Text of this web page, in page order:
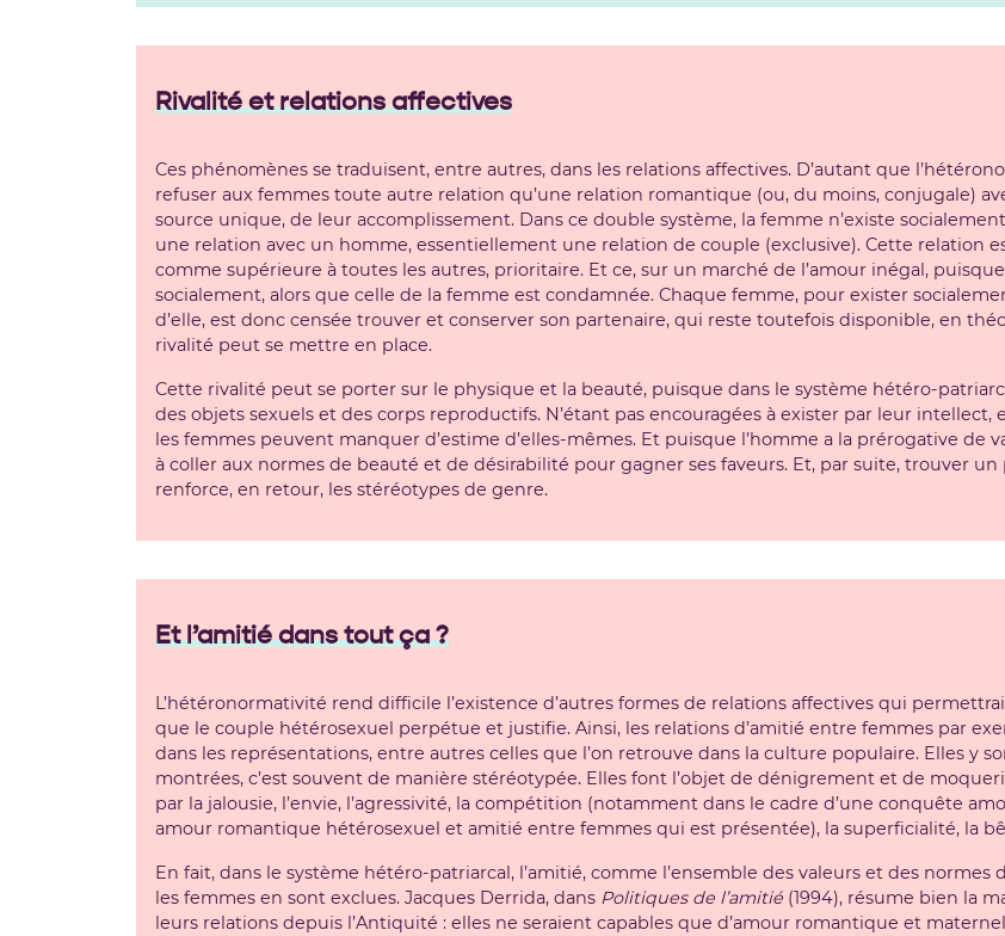
Rivalité et relations affectives
Ces phénomènes se traduisent, entre autres, dans les relations affectives. D’autant que
refuser aux femmes toute autre relation qu’une relation romantique (ou, du moins, conjugale)
source unique, de leur accomplissement. Dans ce double système, la femme n’existe
une relation avec un homme, essentiellement une relation de couple (exclusive). Cette relation
comme supérieure à toutes les autres, prioritaire. Et ce, sur un marché de l’amour inégal,
socialement, alors que celle de la femme est condamnée. Chaque femme, pour exister
d’elle, est donc censée trouver et conserver son partenaire, qui reste toutefois disponible, en
rivalité peut se mettre en place.
Cette rivalité peut se porter sur le physique et la beauté, puisque dans le système hétéro-
des objets sexuels et des corps reproductifs. N’étant pas encouragées à exister par leur
les femmes peuvent manquer d’estime d’elles-mêmes. Et puisque l’homme a la prérogative de
à coller aux normes de beauté et de désirabilité pour gagner ses faveurs. Et, par suite, trouver
renforce, en retour, les stéréotypes de genre.
Et l’amitié dans tout ça ?
L’hétéronormativité rend difficile l’existence d’autres formes de relations affectives qui
que le couple hétérosexuel perpétue et justifie. Ainsi, les relations d’amitié entre femmes par
dans les représentations, entre autres celles que l’on retrouve dans la culture populaire. Elles y
montrées, c’est souvent de manière stéréotypée. Elles font l’objet de dénigrement et de
par la jalousie, l’envie, l’agressivité, la compétition (notamment dans le cadre d’une conquête
amour romantique hétérosexuel et amitié entre femmes qui est présentée), la superficialité, la
En fait, dans le système hétéro-patriarcal, l’amitié, comme l’ensemble des valeurs et des
les femmes en sont exclues. Jacques Derrida, dans Politiques de l’amitié (1994), résume bien la
leurs relations depuis l’Antiquité : elles ne seraient capables que d’amour romantique et